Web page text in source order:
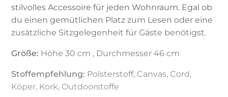
stilvolles Accessoire für jeden Wohnraum. Egal ob
du einen gemütlichen Platz zum Lesen oder eine
zusätzliche Sitzgelegenheit für Gäste benötigst.
Größe: Höhe 30 cm , Durchmesser 46 cm
Stoffempfehlung: Polsterstoff, Canvas, Cord,
Köper, Kork, Outdoorstoffe